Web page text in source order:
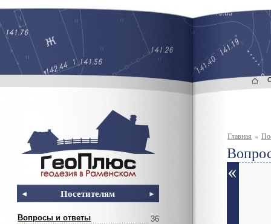
Посетителям
Вопросы и ответы
36
Главная »